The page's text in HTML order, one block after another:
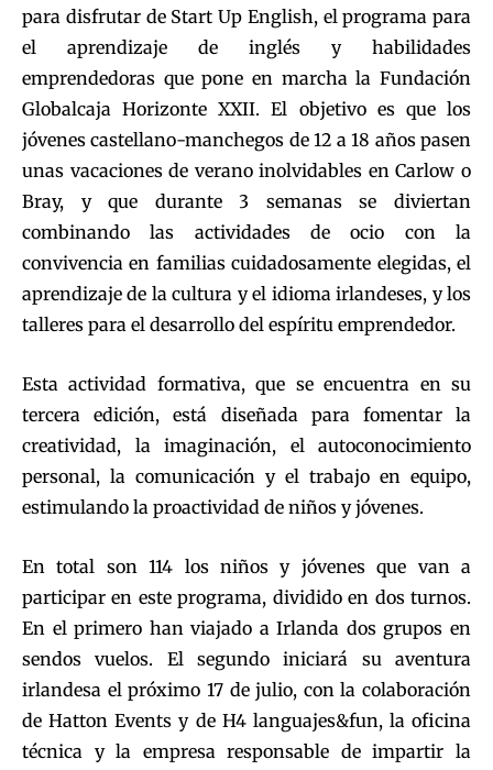
para disfrutar de Start Up English, el programa para
el aprendizaje de inglés y habilidades
emprendedoras que pone en marcha la Fundación
Globalcaja Horizonte XXII. El objetivo es que los
jóvenes castellano-manchegos de 12 a 18 años pasen
unas vacaciones de verano inolvidables en Carlow o
Bray, y que durante 3 semanas se diviertan
combinando las actividades de ocio con la
convivencia en familias cuidadosamente elegidas, el
aprendizaje de la cultura y el idioma irlandeses, y los
talleres para el desarrollo del espíritu emprendedor.
Esta actividad formativa, que se encuentra en su
tercera edición, está diseñada para fomentar la
creatividad, la imaginación, el autoconocimiento
personal, la comunicación y el trabajo en equipo,
estimulando la proactividad de niños y jóvenes.
En total son 114 los niños y jóvenes que van a
participar en este programa, dividido en dos turnos.
En el primero han viajado a Irlanda dos grupos en
sendos vuelos. El segundo iniciará su aventura
irlandesa el próximo 17 de julio, con la colaboración
de Hatton Events y de H4 languajes&fun, la oficina
técnica y la empresa responsable de impartir la